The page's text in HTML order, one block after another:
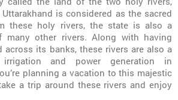
Uttarakhand is considered as the sacred
these holy rivers, the state is also a
many other rivers. Along with having
across its banks, these rivers are also a
and power generation in
planning a vacation to this majestic
a trip around these rivers and enjoy